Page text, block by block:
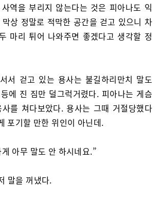
역을 부리지 않는다는 것은 피아나도 익
상 정말로 적막한 공간을 걷고 있으니 차
마리 튀어 나와주면 좋겠다고 생각할 정
서 걷고 있는 용사는 불길하리만치 말도
에 진 짐만 덜그럭거렸다. 피아나는 게슴
를 쳐다보았다. 용사는 그때 거절당했다
포기할 만한 위인이 아닌데.
아무 말도 안 하시네요.”
말을 꺼냈다.